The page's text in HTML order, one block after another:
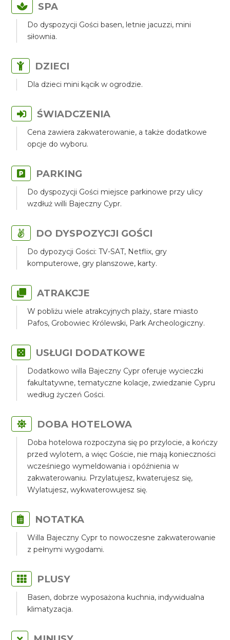
SPA
Do dyspozycji Gości basen, letnie jacuzzi, mini
siłownia.
DZIECI
Dla dzieci mini kącik w ogrodzie.
ŚWIADCZENIA
Cena zawiera zakwaterowanie, a także dodatkowe
opcje do wyboru.
PARKING
Do dyspozycji Gości miejsce parkinowe przy ulicy
wzdłuż willi Bajeczny Cypr.
DO DYSPOZYCJI GOŚCI
Do dypozycji Gości: TV-SAT, Netflix, gry
komputerowe, gry planszowe, karty.
ATRAKCJE
W pobliżu wiele atrakcyjnych plaży, stare miasto
Pafos, Grobowiec Królewski, Park Archeologiczny.
USŁUGI DODATKOWE
Dodatkowo willa Bajeczny Cypr oferuje wycieczki
fakultatywne, tematyczne kolacje, zwiedzanie Cypru
według życzeń Gości.
DOBA HOTELOWA
Doba hotelowa rozpoczyna się po przylocie, a kończy
przed wylotem, a więc Goście, nie mają konieczności
wcześniego wymeldowania i opóźnienia w
zakwaterowaniu. Przylatujesz, kwaterujesz się,
Wylatujesz, wykwaterowujesz się.
NOTATKA
Willa Bajeczny Cypr to nowoczesne zakwaterowanie
z pełnymi wygodami.
PLUSY
Basen, dobrze wyposażona kuchnia, indywidualna
klimatyzacja.